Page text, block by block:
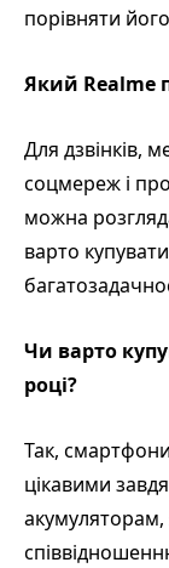
порівняти
Який Realme
Для дзвінків,
соцмереж і
можна
варто
Чи варто
році?
Так,
цікавими